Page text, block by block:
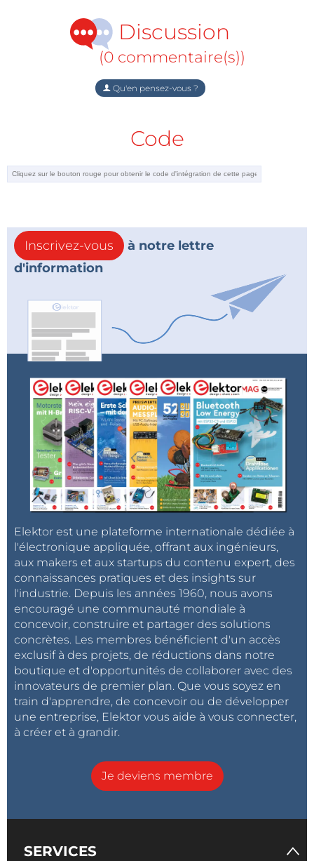
Discussion
(0 commentaire(s))
Qu'en pensez-vous ?
Code
Inscrivez-vous
à notre lettre
d'information
Elektor est une plateforme internationale dédiée à
l'électronique appliquée, offrant aux ingénieurs,
aux makers et aux startups du contenu expert, des
connaissances pratiques et des insights sur
l'industrie. Depuis les années 1960, nous avons
encouragé une communauté mondiale à
concevoir, construire et partager des solutions
concrètes. Les membres bénéficient d'un accès
exclusif à des projets, de réductions dans notre
boutique et d'opportunités de collaborer avec des
innovateurs de premier plan. Que vous soyez en
train d'apprendre, de concevoir ou de développer
une entreprise, Elektor vous aide à vous connecter,
à créer et à grandir.
Je deviens membre
SERVICES